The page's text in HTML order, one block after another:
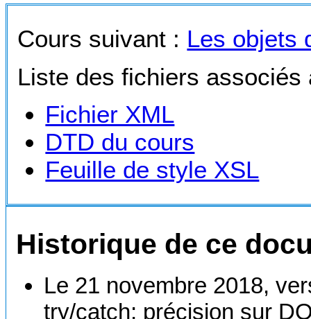
Cours suivant : Les objets
Liste des fichiers
Fichier XML
DTD du cours
Feuille de style XSL
Historique de ce
Le 21 novembre 2018,
try/catch; précision sur